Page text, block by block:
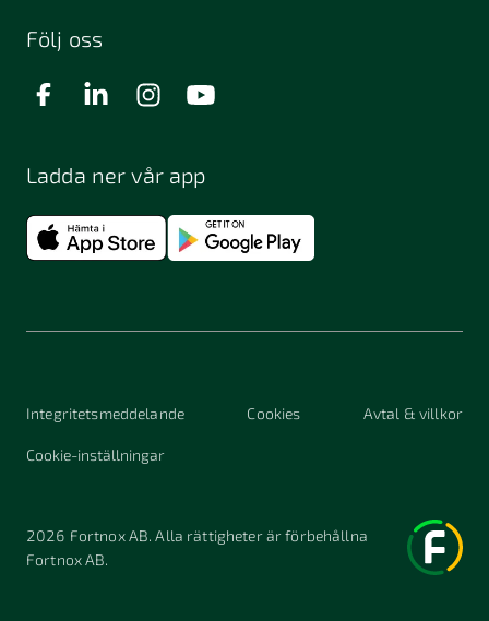
Följ oss
Ladda ner vår app
Integritetsmeddelande Cookies Avtal & villkor
Cookie-inställningar
2026 Fortnox AB. Alla rättigheter är förbehållna
Fortnox AB.